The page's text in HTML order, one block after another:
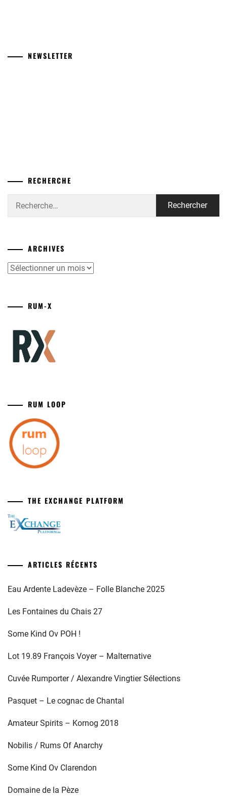
NEWSLETTER
RECHERCHE
ARCHIVES
Archives
RUM-X
RUM LOOP
THE EXCHANGE PLATFORM
ARTICLES RÉCENTS
Eau Ardente Ladevèze – Folle Blanche 2025
Les Fontaines du Chais 27
Some Kind Ov POH !
Lot 19.89 François Voyer – Malternative
Cuvée Rumporter / Alexandre Vingtier Sélections
Pasquet – Le cognac de Chantal
Amateur Spirits – Kornog 2018
Nobilis / Rums Of Anarchy
Some Kind Ov Clarendon
Domaine de la Pèze